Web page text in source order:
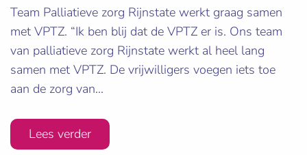
Team Palliatieve zorg Rijnstate werkt graag samen
met VPTZ. “Ik ben blij dat de VPTZ er is. Ons team
van palliatieve zorg Rijnstate werkt al heel lang
samen met VPTZ. De vrijwilligers voegen iets toe
aan de zorg van...
Lees verder